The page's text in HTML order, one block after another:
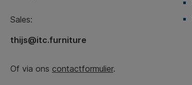
Sales:
thijs@itc.furniture
Of via ons contactformulier.